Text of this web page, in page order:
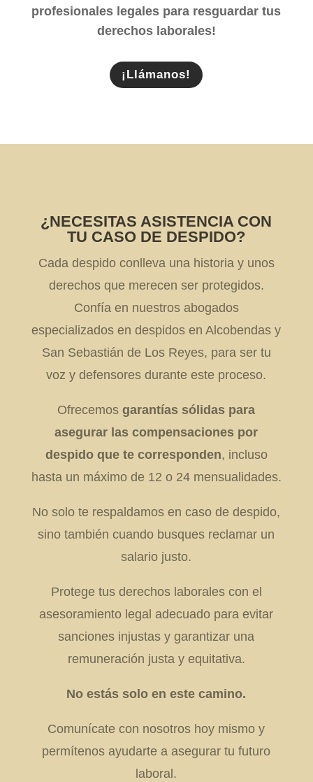
profesionales legales para resguardar tus
derechos laborales!
¡Llámanos!
¿NECESITAS ASISTENCIA CON
TU CASO DE DESPIDO?
Cada despido conlleva una historia y unos
derechos que merecen ser protegidos.
Confía en nuestros abogados
especializados en despidos en Alcobendas y
San Sebastián de Los Reyes, para ser tu
voz y defensores durante este proceso.
Ofrecemosgarantías sólidas para
asegurar las compensaciones por
despido que te corresponden, incluso
hasta un máximo de 12 o 24 mensualidades.
No solo te respaldamos en caso de despido,
sino también cuando busques reclamar un
salario justo.
Protege tus derechos laborales con el
asesoramiento legal adecuado para evitar
sanciones injustas y garantizar una
remuneración justa y equitativa.
No estás solo en este camino.
Comunícate con nosotros hoy mismo y
permítenos ayudarte a asegurar tu futuro
laboral.